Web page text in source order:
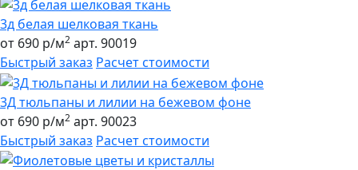
3д белая шелковая ткань
от 690 р/м2 арт. 90019
Быстрый заказ Расчет стоимости
3Д тюльпаны и лилии на бежевом фоне
от 690 р/м2 арт. 90023
Быстрый заказ Расчет стоимости